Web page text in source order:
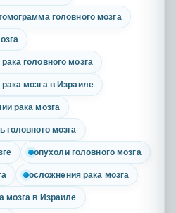
головного мозга
головного мозга
мозга в Израиле
рака мозга
головного мозга
опухоли головного мозга
осложнения рака мозга
мозга в Израиле